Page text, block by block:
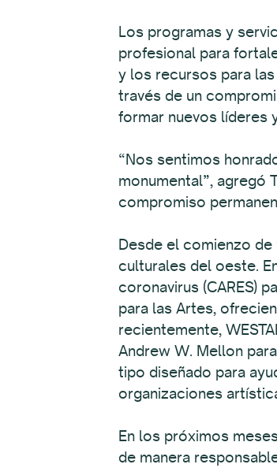
Los programas y
profesional para
y los recursos para
través de un
formar nuevos líderes
“Nos sentimos
monumental”, agregó
compromiso
Desde el comienzo de
culturales del oeste.
coronavirus (CARES)
para las Artes,
recientemente,
Andrew W. Mellon
tipo diseñado para
organizaciones
En los próximos
de manera